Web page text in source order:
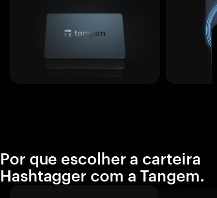
Por que escolher a carteira
Hashtagger com a Tangem.